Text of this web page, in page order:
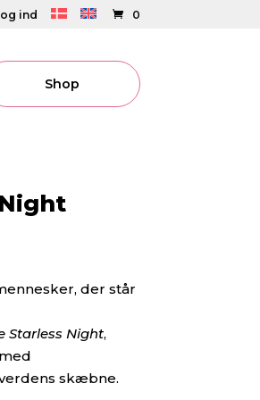
ind 0
Shop
der står
Starless Night,
skæbne.